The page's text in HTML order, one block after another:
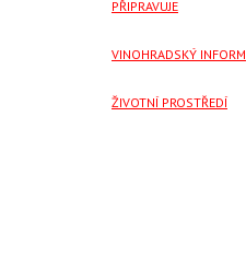
PŘIPRAVUJE
VINOHRADSKÝ INFORM
ŽIVOTNÍ PROSTŘEDÍ